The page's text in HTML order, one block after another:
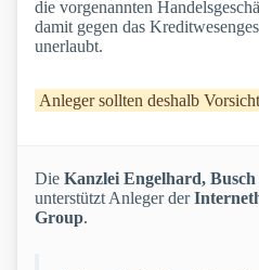
die vorgenannten
damit gegen das
unerlaubt.
Anleger sollten deshalb
Die Kanzlei Engelhard,
unterstützt Anleger der
Group.